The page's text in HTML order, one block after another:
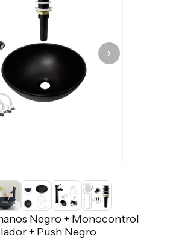
›
Negro + Monocontrol
+ Push Negro